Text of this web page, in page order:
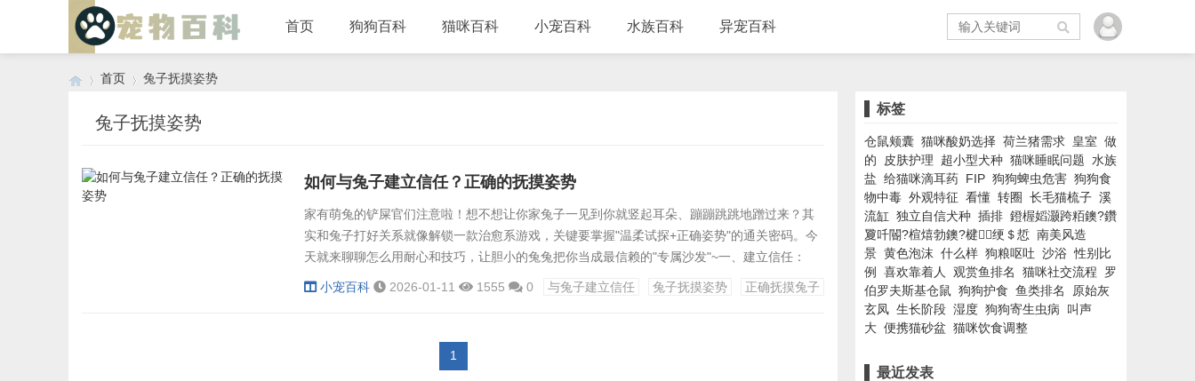
首页 狗狗百科 猫咪百科 小宠百科 水族百科 异宠百科
首页 兔子抚摸姿势
兔子抚摸姿势
如何与兔子建立信任？正确的抚摸姿势
家有萌兔的铲屎官们注意啦！想不想让你家兔子一见到你就竖起耳朵、蹦蹦跳跳地蹭过来？其
实和兔子打好关系就像解锁一款治愈系游戏，关键要掌握"温柔试探+正确姿势"的通关密码。今
天就来聊聊怎么用耐心和技巧，让胆小的兔兔把你当成最信赖的"专属沙发"~一、建立信任：
从"不强迫"开始的友谊刚接回家的小兔子就像敏感的小刺猬，突然换了新环境会紧张得缩成毛
小宠百科 2026-01-11 1555 0 与兔子建立信任 兔子抚摸姿势 正确抚摸兔子
1
标签
仓鼠颊囊 猫咪酸奶选择 荷兰猪需求 皇室 做
的
皮肤护理 超小型犬种 猫咪睡眠问题 水族
盐 给猫咪滴耳药 FIP 狗狗蜱虫危害 狗狗食
物中毒 外观特征 看懂 转圈 长毛猫梳子 溪
流缸 独立自信犬种 插排 鐙楃嫍灏跨粨鐭?鑽
夐吀閽?楦熺勃鐭?楗绠＄悊 南美风造
景 黄色泡沫 什么样 狗粮呕吐 沙浴 性别比
例
喜欢靠着人 观赏鱼排名 猫咪社交流程
罗
伯罗夫斯基仓鼠 狗狗护食 鱼类排名
原始灰
玄凤 生长阶段 湿度 狗狗寄生虫病
叫声
大 便携猫砂盆 猫咪饮食调整
最近发表